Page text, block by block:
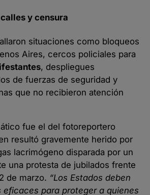
y censura
situaciones como bloqueos
Aires, cercos policiales para
, despliegues
de fuerzas de seguridad y
que no recibieron atención
fue el del fotoreportero
resultó gravemente herido por
lacrimógeno disparada por un
una protesta de jubilados frente
de marzo. “Los Estados deben
eficaces para proteger a quienes